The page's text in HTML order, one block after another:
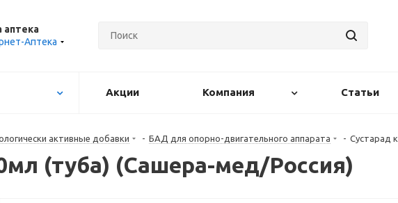
аптека
Аптека
Акции Компания Статьи
активные добавки - БАД для опорно-двигательного аппарата - Сустарад
(туба) (Сашера-мед/Россия)